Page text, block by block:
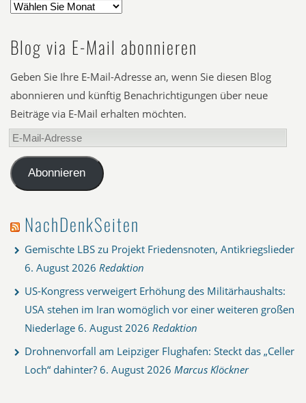
Blog via E-Mail abonnieren
Geben Sie Ihre E-Mail-Adresse an, wenn Sie diesen Blog
abonnieren und künftig Benachrichtigungen über neue
Beiträge via E-Mail erhalten möchten.
E-
Mail-
AdresseAbonnieren
NachDenkSeiten
Gemischte LBS zu Projekt Friedensnoten, Antikriegslieder
6. August 2026 Redaktion
US-Kongress verweigert Erhöhung des Militärhaushalts:
USA stehen im Iran womöglich vor einer weiteren großen
Niederlage 6. August 2026 Redaktion
Drohnenvorfall am Leipziger Flughafen: Steckt das „Celler
Loch“ dahinter? 6. August 2026 Marcus Klöckner